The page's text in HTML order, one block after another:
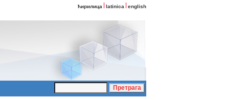
ћирилица latinica english